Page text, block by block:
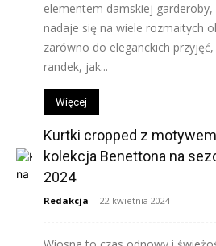
elementem damskiej
nadaje się na wiele rozmaitych
zarówno do eleganckich
randek, jak...
Więcej
Kurtki cropped z
kolekcja Benettona na
2024
Redakcja - 22 kwietnia 2024